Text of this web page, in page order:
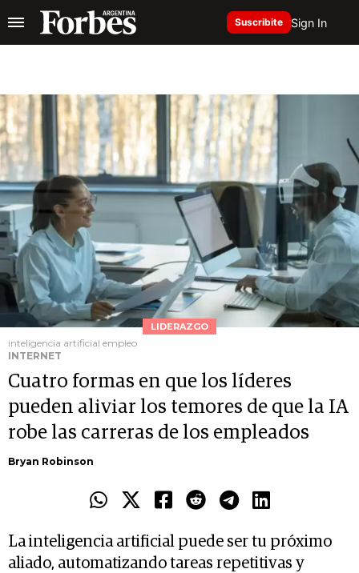
Suscribite Sign In
LIDERAZGO
inteligencia artificial empleo
INTERNET
Cuatro formas en que los líderes
pueden aliviar los temores de que la IA
robe las carreras de los empleados
Bryan Robinson
La inteligencia artificial puede ser tu próximo
aliado, automatizando tareas repetitivas y